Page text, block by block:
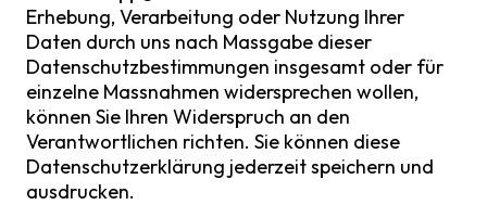
Erhebung, Verarbeitung oder Nutzung Ihrer
Daten durch uns nach Massgabe dieser
Datenschutzbestimmungen insgesamt oder für
einzelne Massnahmen widersprechen wollen,
können Sie Ihren Widerspruch an den
Verantwortlichen richten. Sie können diese
Datenschutzerklärung jederzeit speichern und
ausdrucken.